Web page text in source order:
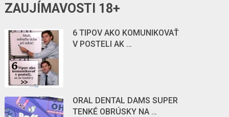
ZAUJÍMAVOSTI 18+
6 TIPOV AKO KOMUNIKOVAŤ
V POSTELI AK …
ORAL DENTAL DAMS SUPER
TENKÉ OBRÚSKY NA …